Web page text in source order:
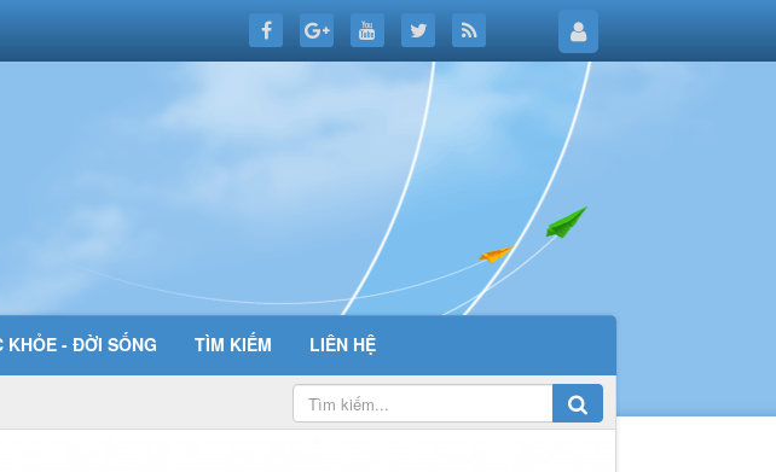
KHỎE - ĐỜI SỐNG TÌM KIẾM LIÊN HỆ